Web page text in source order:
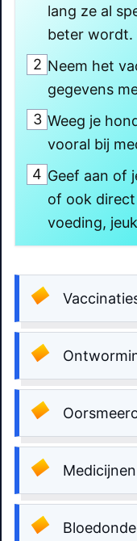
lang ze al
beter wordt.
2 Neem het
gegevens
3 Weeg je
vooral bij
4 Geef aan of
of ook
voeding,